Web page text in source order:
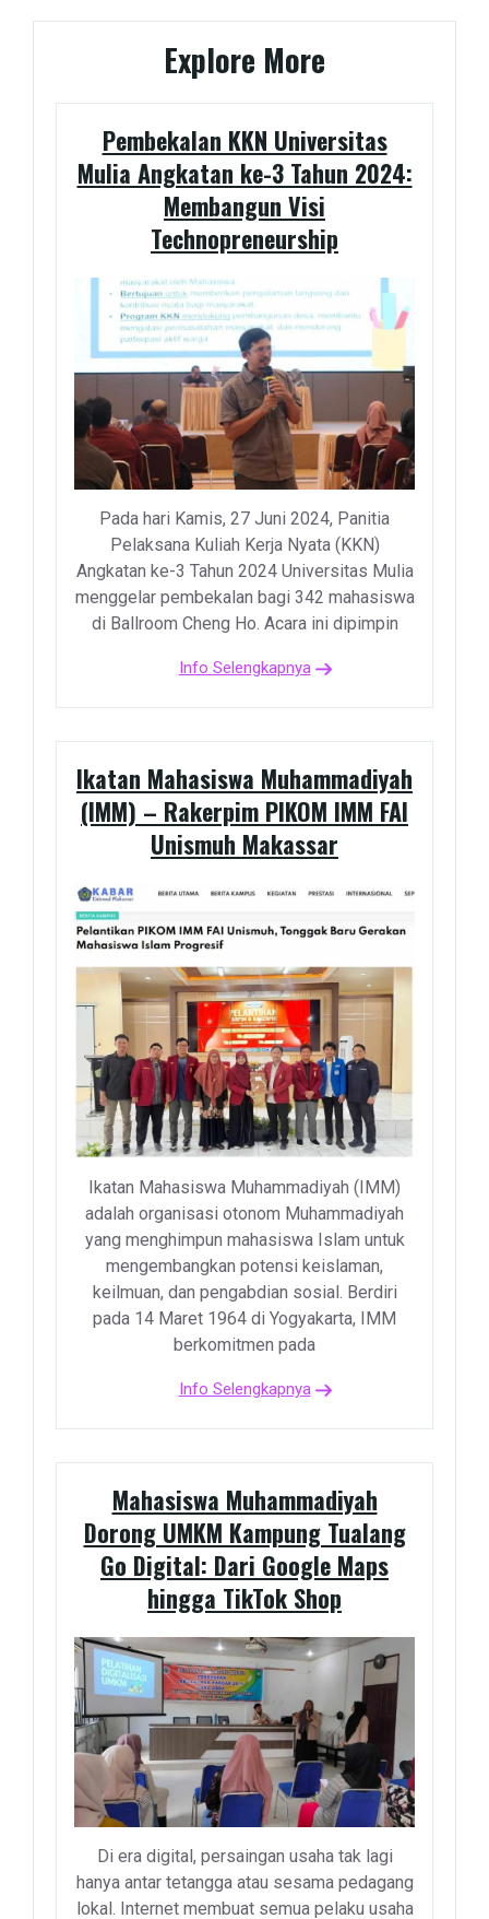
Explore More
Pembekalan KKN Universitas
Mulia Angkatan ke-3 Tahun 2024:
Membangun Visi
Technopreneurship
Pada hari Kamis, 27 Juni 2024, Panitia
Pelaksana Kuliah Kerja Nyata (KKN)
Angkatan ke-3 Tahun 2024 Universitas Mulia
menggelar pembekalan bagi 342 mahasiswa
di Ballroom Cheng Ho. Acara ini dipimpin
Info Selengkapnya
Ikatan Mahasiswa Muhammadiyah
(IMM) – Rakerpim PIKOM IMM FAI
Unismuh Makassar
Ikatan Mahasiswa Muhammadiyah (IMM)
adalah organisasi otonom Muhammadiyah
yang menghimpun mahasiswa Islam untuk
mengembangkan potensi keislaman,
keilmuan, dan pengabdian sosial. Berdiri
pada 14 Maret 1964 di Yogyakarta, IMM
berkomitmen pada
Info Selengkapnya
Mahasiswa Muhammadiyah
Dorong UMKM Kampung Tualang
Go Digital: Dari Google Maps
hingga TikTok Shop
Di era digital, persaingan usaha tak lagi
hanya antar tetangga atau sesama pedagang
lokal. Internet membuat semua pelaku usaha